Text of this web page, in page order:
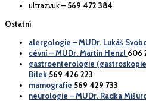
ultrazvuk – 569 472 384
Ostatní
alergologie – MUDr. Lukáš
cévní – MUDr. Martin Henzl 606
gastroenterologie
Bílek 569 426 223
mamografie 569 429 733
neurologie – MUDr. Radka